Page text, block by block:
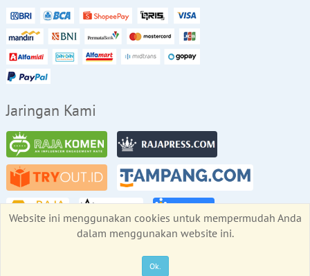
Jaringan Kami
All rights reserved
Website ini menggunakan cookies untuk mempermudah Anda
dalam menggunakan website ini.
Ok.